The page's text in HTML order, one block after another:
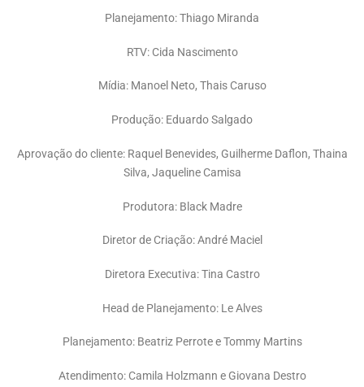
Planejamento: Thiago Miranda
RTV: Cida Nascimento
Mídia: Manoel Neto, Thais Caruso
Produção: Eduardo Salgado
Aprovação do cliente: Raquel Benevides, Guilherme Daflon, Thaina
Silva, Jaqueline Camisa
Produtora: Black Madre
Diretor de Criação: André Maciel
Diretora Executiva: Tina Castro
Head de Planejamento: Le Alves
Planejamento: Beatriz Perrote e Tommy Martins
Atendimento: Camila Holzmann e Giovana Destro